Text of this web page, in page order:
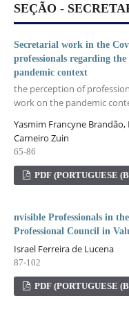
SEÇÃO -
Secretarial work in the
professionals regarding
pandemic context
the perception of
work on the pandemic
Yasmim Francyne
Carneiro Zuin
65-86
PDF (PORTUGUESE
nvisible Professionals in
Professional Council in
Israel Ferreira de Lucena
87-102
PDF (PORTUGUESE